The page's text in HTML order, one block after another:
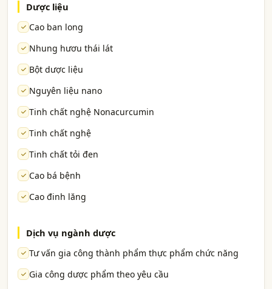
Dược liệu
Cao ban long
Nhung hươu thái lát
Bột dược liệu
Nguyên liệu nano
Tinh chất nghệ Nonacurcumin
Tinh chất nghệ
Tinh chất tỏi đen
Cao bá bệnh
Cao đinh lăng
Dịch vụ ngành dược
Tư vấn gia công thành phẩm thực phẩm chức năng
Gia công dược phẩm theo yêu cầu